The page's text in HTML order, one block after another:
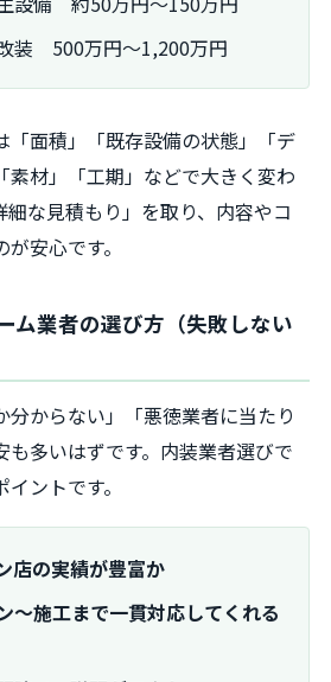
装 500万円～1,200万円
「面積」「既存設備の状態」「デ
素材」「工期」などで大きく変わ
細な見積もり」を取り、内容やコ
安心です。
ム業者の選び方（失敗しない
分からない」「悪徳業者に当たり
も多いはずです。内装業者選びで
ントです。
店の実績が豊富か
～施工まで一貫対応してくれる